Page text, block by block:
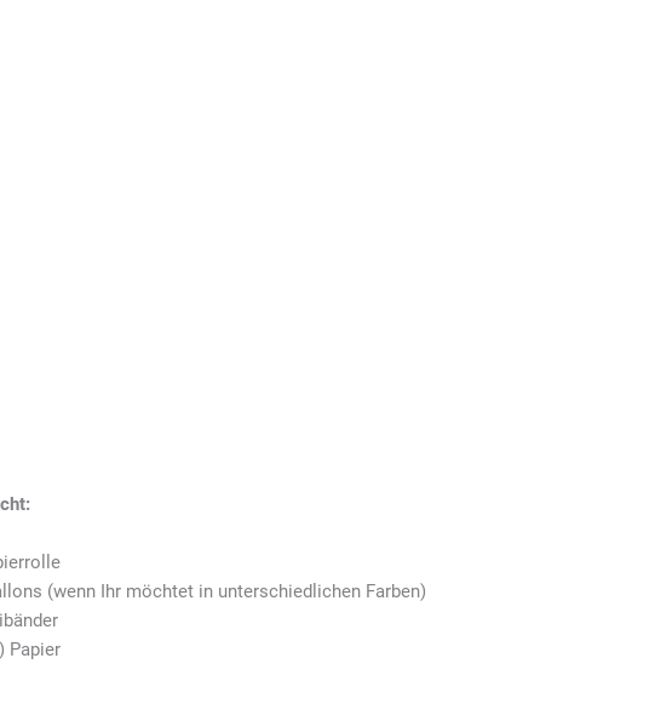
(wenn Ihr möchtet in unterschiedlichen Farben)
Papier